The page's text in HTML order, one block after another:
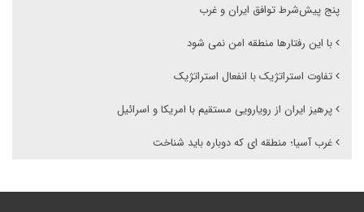
پنج پیش‌شرط توافق ایران و غرب
با این رفتارها منطقه امن نمی شود
تفاوت استراتژیک با انفعال استراتژیک
پرهیز ایران از رویارویی مستقیم با امریکا و اسرائیل
غرب آسیا؛ منطقه ای که دوباره باید شناخت